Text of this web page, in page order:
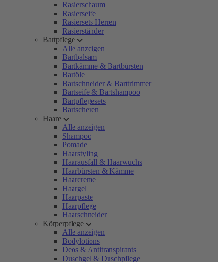
Rasierschaum
Rasierseife
Rasiersets Herren
Rasierständer
Bartpflege
Alle anzeigen
Bartbalsam
Bartkämme & Bartbürsten
Bartöle
Bartschneider & Barttrimmer
Bartseife & Bartshampoo
Bartpflegesets
Bartscheren
Haare
Alle anzeigen
Shampoo
Pomade
Haarstyling
Haarausfall & Haarwuchs
Haarbürsten & Kämme
Haarcreme
Haargel
Haarpaste
Haarpflege
Haarschneider
Körperpflege
Alle anzeigen
Bodylotions
Deos & Antitranspirants
Duschgel & Duschpflege